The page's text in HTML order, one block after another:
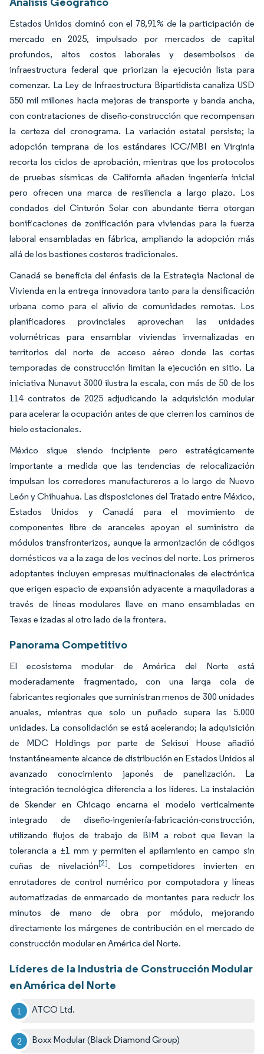
Estados Unidos dominó con el 78,91% de la participación de
mercado en 2025, impulsado por mercados de capital
profundos, altos costos laborales y desembolsos de
infraestructura federal que priorizan la ejecución lista para
comenzar. La Ley de Infraestructura Bipartidista canaliza USD
550 mil millones hacia mejoras de transporte y banda ancha,
con contrataciones de diseño-construcción que recompensan
la certeza del cronograma. La variación estatal persiste; la
adopción temprana de los estándares ICC/MBI en Virginia
recorta los ciclos de aprobación, mientras que los protocolos
de pruebas sísmicas de California añaden ingeniería inicial
pero ofrecen una marca de resiliencia a largo plazo. Los
condados del Cinturón Solar con abundante tierra otorgan
bonificaciones de zonificación para viviendas para la fuerza
laboral ensambladas en fábrica, ampliando la adopción más
allá de los bastiones costeros tradicionales.
Canadá se beneficia del énfasis de la Estrategia Nacional de
Vivienda en la entrega innovadora tanto para la densificación
urbana como para el alivio de comunidades remotas. Los
planificadores provinciales aprovechan las unidades
volumétricas para ensamblar viviendas invernalizadas en
territorios del norte de acceso aéreo donde las cortas
temporadas de construcción limitan la ejecución en sitio. La
iniciativa Nunavut 3000 ilustra la escala, con más de 50 de los
114 contratos de 2025 adjudicando la adquisición modular
para acelerar la ocupación antes de que cierren los caminos de
hielo estacionales.
México sigue siendo incipiente pero estratégicamente
importante a medida que las tendencias de relocalización
impulsan los corredores manufactureros a lo largo de Nuevo
León y Chihuahua. Las disposiciones del Tratado entre México,
Estados Unidos y Canadá para el movimiento de
componentes libre de aranceles apoyan el suministro de
módulos transfronterizos, aunque la armonización de códigos
domésticos va a la zaga de los vecinos del norte. Los primeros
adoptantes incluyen empresas multinacionales de electrónica
que erigen espacio de expansión adyacente a maquiladoras a
través de líneas modulares llave en mano ensambladas en
Texas e izadas al otro lado de la frontera.
Panorama Competitivo
El ecosistema modular de América del Norte está
moderadamente fragmentado, con una larga cola de
fabricantes regionales que suministran menos de 300 unidades
anuales, mientras que solo un puñado supera las 5.000
unidades. La consolidación se está acelerando; la adquisición
de MDC Holdings por parte de Sekisui House añadió
instantáneamente alcance de distribución en Estados Unidos al
avanzado conocimiento japonés de panelización. La
integración tecnológica diferencia a los líderes. La instalación
de Skender en Chicago encarna el modelo verticalmente
integrado de diseño-ingeniería-fabricación-construcción,
utilizando flujos de trabajo de BIM a robot que llevan la
tolerancia a ±1 mm y permiten el apilamiento en campo sin
cuñas de nivelación[2]. Los competidores invierten en
enrutadores de control numérico por computadora y líneas
automatizadas de enmarcado de montantes para reducir los
minutos de mano de obra por módulo, mejorando
directamente los márgenes de contribución en el mercado de
construcción modular en América del Norte.
Líderes de la Industria de Construcción Modular
en América del Norte
ATCO Ltd.
Boxx Modular (Black Diamond Group)